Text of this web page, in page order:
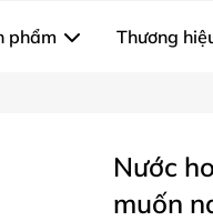
phẩm Thương
Nước
muốn